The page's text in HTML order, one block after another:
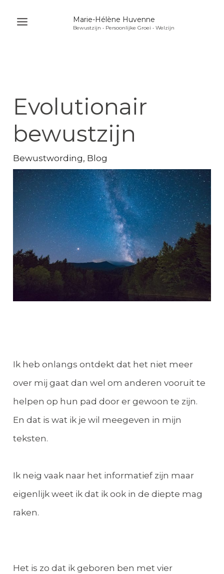
naar
Marie-Hélène Huvenne
Bewustzijn • Persoonlijke Groei • Welzijn
Evolutionair
bewustzijn
Bewustwording, Blog
Ik heb onlangs ontdekt dat het niet meer
over mij gaat dan wel om anderen vooruit te
helpen op hun pad door er gewoon te zijn.
En dat is wat ik je wil meegeven in mijn
teksten.
Ik neig vaak naar het informatief zijn maar
eigenlijk weet ik dat ik ook in de diepte mag
raken.
Het is zo dat ik geboren ben met vier